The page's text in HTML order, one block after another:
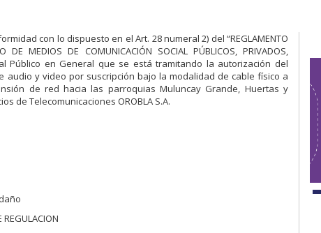
con lo dispuesto en el Art. 28 numeral 2) del “REGLAMENTO
DE MEDIOS DE COMUNICACIÓN SOCIAL PÚBLICOS, PRIVADOS,
al Público en General que se está tramitando la autorización del
y video por suscripción bajo la modalidad de cable físico a
de red hacia las parroquias Muluncay Grande, Huertas y
de Telecomunicaciones OROBLA S.A.
REGULACION